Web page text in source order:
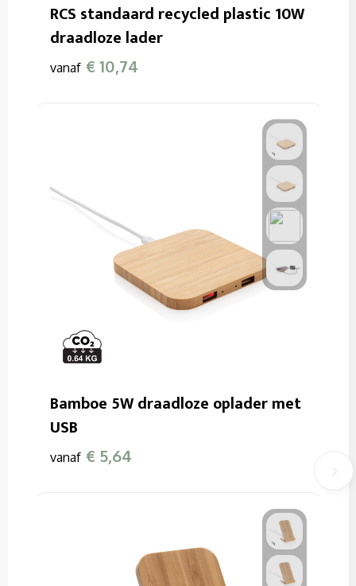
RCS standaard recycled plastic 10W
draadloze lader
vanaf € 10,74
Bamboe 5W draadloze oplader met
USB
vanaf € 5,64